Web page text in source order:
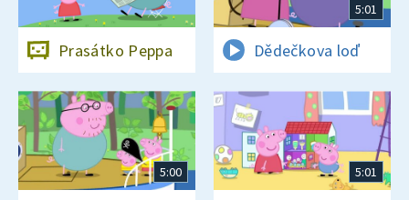
Prasátko Peppa
5:01
Dědečkova loď
5:00 5:01